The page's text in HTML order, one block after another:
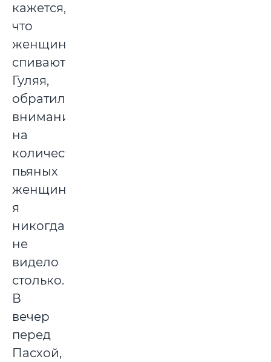
кажется,
что
женщины
спиваются.
Гуляя,
обратила
внимание
на
количество
пьяных
женщин,
я
никогда
не
видело
столько.
В
вечер
перед
Пасхой,